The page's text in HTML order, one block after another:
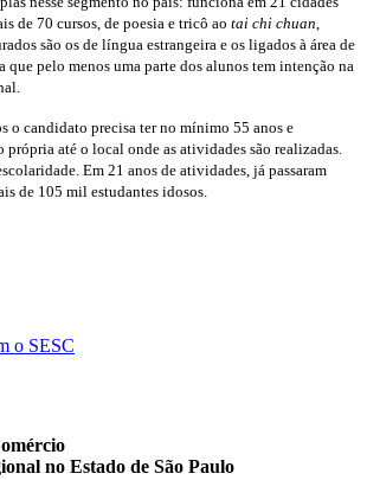
de 70 cursos, de poesia e tricô ao tai chi chuan,
são os de língua estrangeira e os ligados à área de
que pelo menos uma parte dos alunos tem intenção na
o candidato precisa ter no mínimo 55 anos e
própria até o local onde as atividades são realizadas.
Em 21 anos de atividades, já passaram
de 105 mil estudantes idosos.
o SESC
no Estado de São Paulo